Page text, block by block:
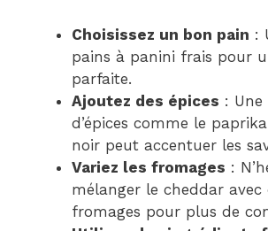
Choisissez un bon pain :
pains à panini frais pour
parfaite.
Ajoutez des épices : Une
d’épices comme le
noir peut accentuer les
Variez les fromages :
mélanger le cheddar avec
fromages pour plus de